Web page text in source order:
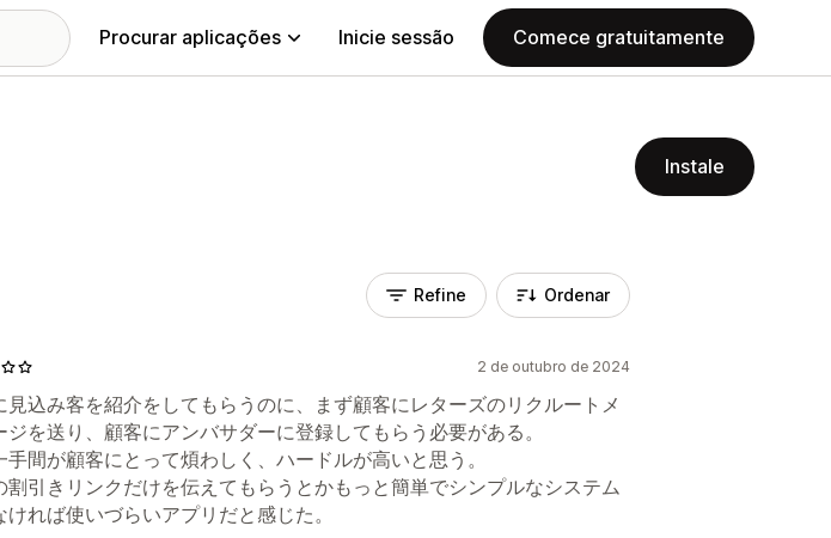
Procurar aplicações Inicie sessão Comece gratuitamente
Instale
Refine Ordenar
2 de outubro de 2024
見込み客を紹介をしてもらうのに、まず顧客にレターズのリクルートメ
ジを送り、顧客にアンバサダーに登録してもらう必要がある。
手間が顧客にとって煩わしく、ハードルが高いと思う。
割引きリンクだけを伝えてもらうとかもっと簡単でシンプルなシステム
ければ使いづらいアプリだと感じた。